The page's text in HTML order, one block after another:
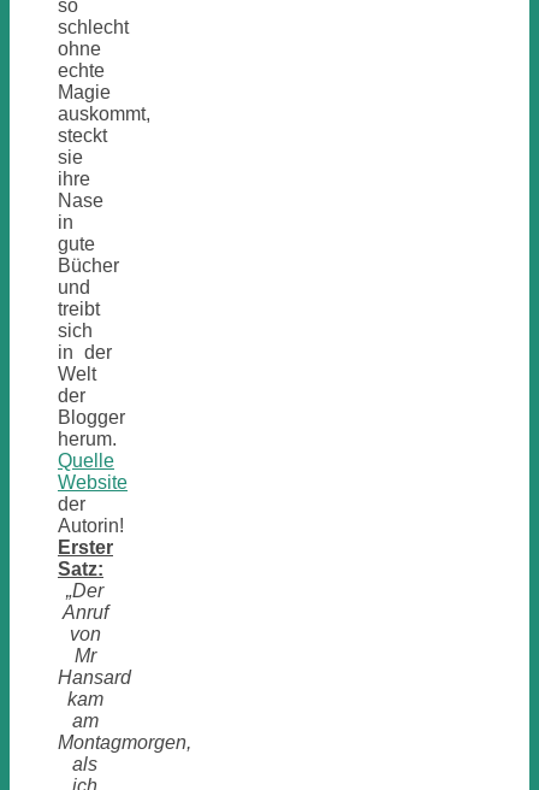
so
schlecht
ohne
echte
Magie
auskommt,
steckt
sie
ihre
Nase
in
gute
Bücher
und
treibt
sich
in der
Welt
der
Blogger
herum.
Quelle
Website
der
Autorin!
Erster
Satz:
„Der
Anruf
von
Mr
Hansard
kam
am
Montagmorgen,
als
ich